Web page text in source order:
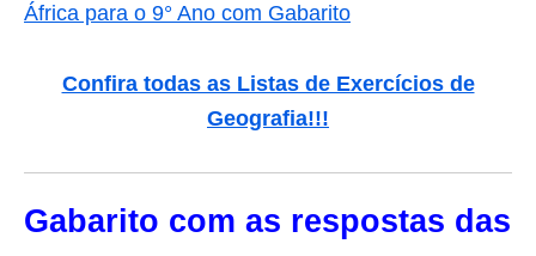
África para o 9° Ano com Gabarito
Confira todas as Listas de Exercícios de
Geografia!!!
Gabarito com as respostas das